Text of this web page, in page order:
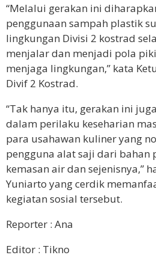
“Melalui gerakan ini
penggunaan sampah plastik
lingkungan Divisi 2 kostrad
menjalar dan menjadi pola
menjaga lingkungan,” kata
Divif 2 Kostrad.
“Tak hanya itu, gerakan ini
dalam perilaku keseharian
para usahawan kuliner yang
pengguna alat saji dari bahan
kemasan air dan sejenisnya,”
Yuniarto yang cerdik
kegiatan sosial tersebut.
Reporter : Ana
Editor : Tikno